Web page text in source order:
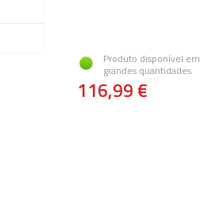
Produto disponível em
grandes quantidades
116,99 €